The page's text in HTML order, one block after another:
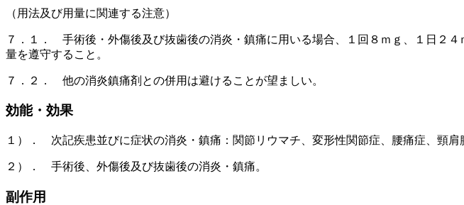
（用法及び用量に関連する注意）
７．１． 手術後・外傷後及び抜歯後の消炎・鎮痛に用いる場合、１回８ｍｇ、１日２
量を遵守すること。
７．２． 他の消炎鎮痛剤との併用は避けることが望ましい。
効能・効果
１）． 次記疾患並びに症状の消炎・鎮痛：関節リウマチ、変形性関節症、腰痛症、頸肩
２）． 手術後、外傷後及び抜歯後の消炎・鎮痛。
副作用